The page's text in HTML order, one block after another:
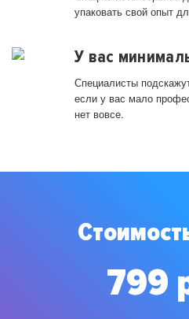
упаковать свой опыт
У вас
Специалисты
если у вас мало
нет вовсе.
799